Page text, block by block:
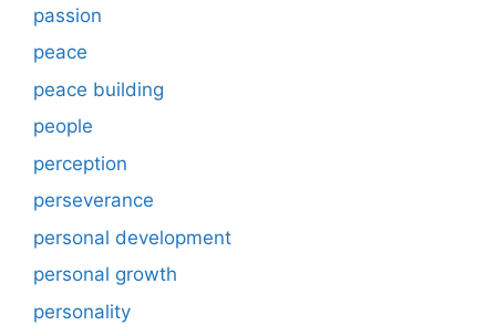
passion
peace
peace building
people
perception
perseverance
personal development
personal growth
personality